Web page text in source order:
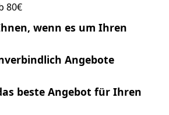
80€
wenn es um Ihren
Angebote
beste Angebot für Ihren